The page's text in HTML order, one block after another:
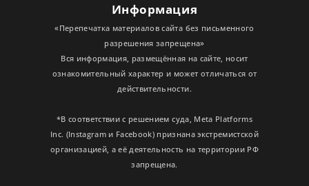
Информация
«Перепечатка материалов сайта без письменного
разрешения запрещена»
Вся информация, размещённая на сайте, носит
ознакомительный характер и может отличаться от
действительности.
*В соответствии с решением суда, Meta Platforms
Inc. (Instagram и Facebook) признана экстремистской
организацией, а её деятельность на территории РФ
запрещена.